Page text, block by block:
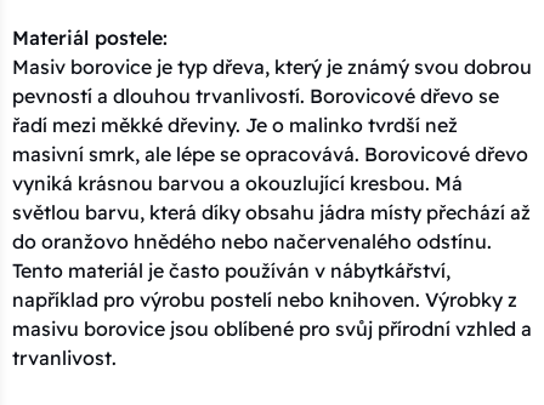
Materiál postele:
Masiv borovice je typ dřeva, který je známý svou dobrou
pevností a dlouhou trvanlivostí. Borovicové dřevo se
řadí mezi měkké dřeviny. Je o malinko tvrdší než
masivní smrk, ale lépe se opracovává. Borovicové dřevo
vyniká krásnou barvou a okouzlující kresbou. Má
světlou barvu, která díky obsahu jádra místy přechází až
do oranžovo hnědého nebo načervenalého odstínu.
Tento materiál je často používán v nábytkářství,
například pro výrobu postelí nebo knihoven. Výrobky z
masivu borovice jsou oblíbené pro svůj přírodní vzhled a
trvanlivost.